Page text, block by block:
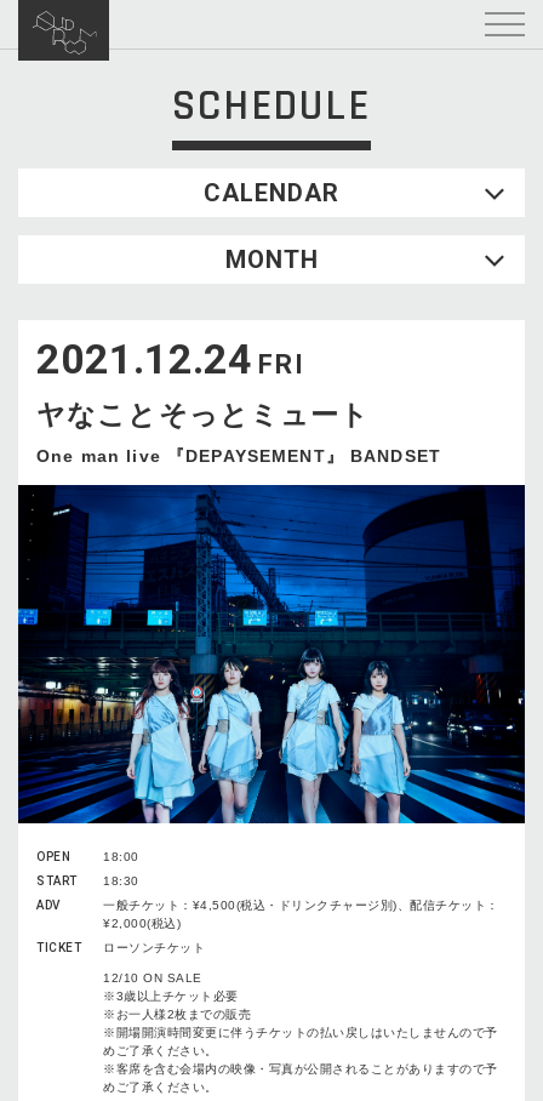
SCHEDULE
CALENDAR
WED
2
3 4 5
16
17 18 19 20
23
24 25 26 27 28
30
31
MONTH
2021.12.24 FRI
ヤなことそっとミュート
One man live 『DEPAYSEMENT』 BANDSET
OPEN
18:00
START
18:30
ADV
一般チケット：¥4,500(税込・ドリンクチャージ別)、配信チケット：
¥2,000(税込)
TICKET
ローソンチケット
12/10 ON SALE
※3歳以上チケット必要
※お一人様2枚までの販売
※開場開演時間変更に伴うチケットの払い戻しはいたしませんので予
めご了承ください。
※客席を含む会場内の映像・写真が公開されることがありますので予
めご了承ください。